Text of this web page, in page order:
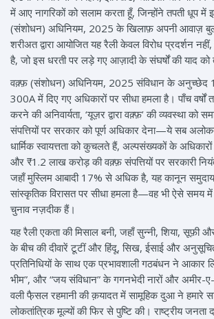
में आए नागरिकों को सलाम करता हूँ, जिन्होंने तपती धूप में
(संशोधन) अधिनियम, 2025 के खिलाफ़ अपनी आवाज़
शरीअत द्वारा आयोजित यह रैली केवल विरोध प्रदर्शन
है, जो इस धरती पर लड़े गए आज़ादी के संघर्षों की याद को
वक़्फ़ (संशोधन) अधिनियम, 2025 संविधान के
300A में दिए गए अधिकारों पर सीधा हमला है। पाँच वर्षों
करने की अनिवार्यता, ‘यूज़र द्वारा वक़्फ़’ की व्यवस्था को
संपत्तियों पर सरकार को पूर्ण अधिकार देना—ये सब
धार्मिक स्वायत्तता को कुचलते हैं, अल्पसंख्यकों के
और ₹1.2 लाख करोड़ की वक़्फ़ संपत्तियों पर सरकारी
जहाँ मुस्लिम आबादी 17% से अधिक है, यह कानून
सांस्कृतिक विरासत पर सीधा हमला है—वह भी ऐसे समय में
चुनाव नज़दीक हैं।
यह रैली एकता की मिसाल बनी, जहाँ सुन्नी, शिया, सूफ़ी
के बीच की दीवारें टूटीं और हिंदू, सिख, ईसाई और
प्रतिनिधियों के साथ एक प्रभावशाली गठबंधन ने आकार
भीम”, और “जय संविधान” के गगनभेदी नारों और अमीर-
वली फै़सल रहमानी की क़यादत में सामूहिक दुआ ने हमारे
लोकतांत्रिक मूल्यों की फिर से पुष्टि की। राष्ट्रीय